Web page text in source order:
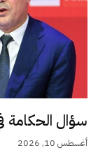
سؤال
أغسطس 10, 2026